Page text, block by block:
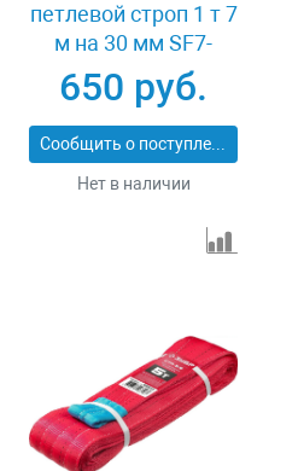
петлевой строп 1 т 7
м на 30 мм SF7-
СТП-1-7
650 руб.
Сообщить о поступлении
Нет в наличии